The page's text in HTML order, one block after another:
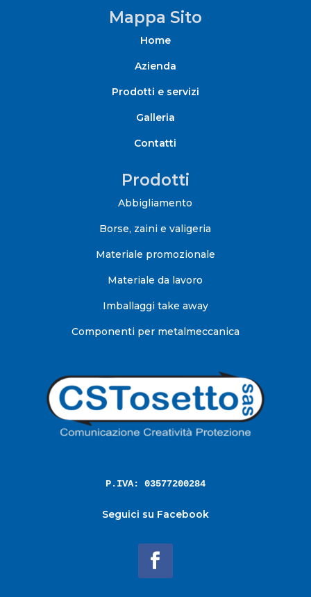
Mappa Sito
Home
Azienda
Prodotti e servizi
Galleria
Contatti
Prodotti
Abbigliamento
Borse, zaini e valigeria
Materiale promozionale
Materiale da lavoro
Imballaggi take away
Componenti per metalmeccanica
P.IVA: 03577200284
Seguici su Facebook